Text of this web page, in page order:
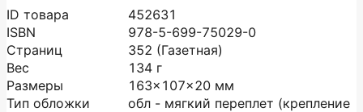
ID товара
452631
ISBN
978-5-699-75029-0
Страниц
352 (Газетная)
Вес
134 г
Размеры
163x107x20 мм
Тип обложки
обл - мягкий переплет (крепление